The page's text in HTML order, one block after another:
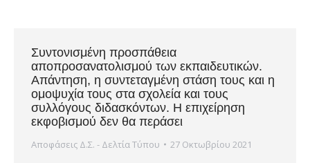
Συντονισμένη προσπάθεια
αποπροσανατολισμού των εκπαιδευτικών.
Απάντηση, η συντεταγμένη στάση τους και η
ομοψυχία τους στα σχολεία και τους
συλλόγους διδασκόντων. Η επιχείρηση
εκφοβισμού δεν θα περάσει
Αποφάσεις Δ.Σ. - Δελτία Τύπου 27 Οκτωβρίου 2021